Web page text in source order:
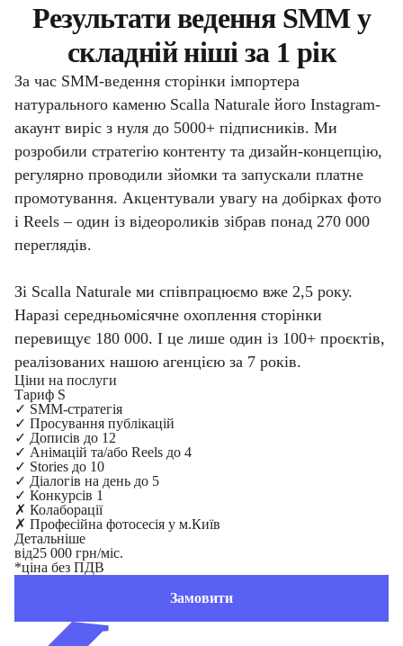
Результати ведення SMM у
складній ніші за 1 рік
За час SMM-ведення сторінки імпортера
натурального каменю Scalla Naturale його Instagram-
акаунт виріс з нуля до 5000+ підписників. Ми
розробили стратегію контенту та дизайн-концепцію,
регулярно проводили зйомки та запускали платне
промотування. Акцентували увагу на добірках фото
і Reels – один із відеороликів зібрав понад 270 000
переглядів.
Зі Scalla Naturale ми співпрацюємо вже 2,5 року.
Наразі середньомісячне охоплення сторінки
перевищує 180 000. І це лише один із 100+ проєктів,
реалізованих нашою агенцією за 7 років.
Ціни на послуги
Тариф S
✓ SMM-стратегія
✓ Просування публікацій
✓ Дописів до 12
✓ Анімацій та/або Reels до 4
✓ Stories до 10
✓ Діалогів на день до 5
✓ Конкурсів 1
✗ Колаборації
✗ Професійна фотосесія у м.Київ
Детальніше
від25 000 грн/міс.
*ціна без ПДВ
Замовити